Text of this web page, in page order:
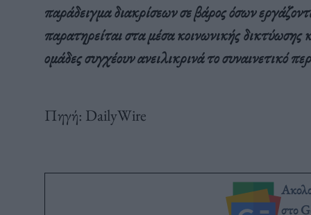
παράδειγμα διακρίσεων σε βάρος όσων
παρατηρείται στα μέσα κοινωνικής δικτύωσης
ομάδες συγχέουν ανειλικρινά το συναινετικό
Πηγή: DailyWire
στο